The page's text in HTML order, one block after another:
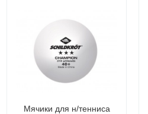
Мячики для н/тенниса